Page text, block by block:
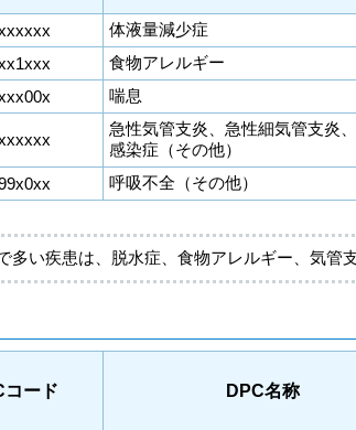
体液量減少症
食物アレルギー
喘息
急性気管支炎、急性細気管支炎
感染症（その他）
呼吸不全（その他）
多い疾患は、脱水症、食物アレルギー、気管
コード DPC名称